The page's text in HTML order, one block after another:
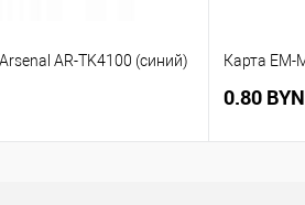
AR-TK4100 (синий) Карта EM-
0.80